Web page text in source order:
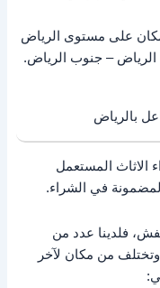
مكان على مستوى الرياض
– جنوب الرياض.
بالرياض
المستعمل
في الشراء.
فلدينا عدد من
من مكان لآخر